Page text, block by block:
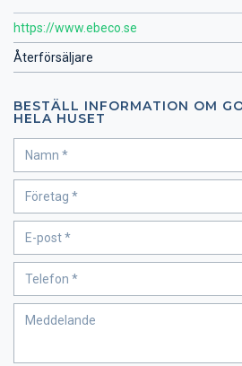
https://www.ebeco.se
Återförsäljare
BESTÄLL INFORMATION OM
HELA HUSET